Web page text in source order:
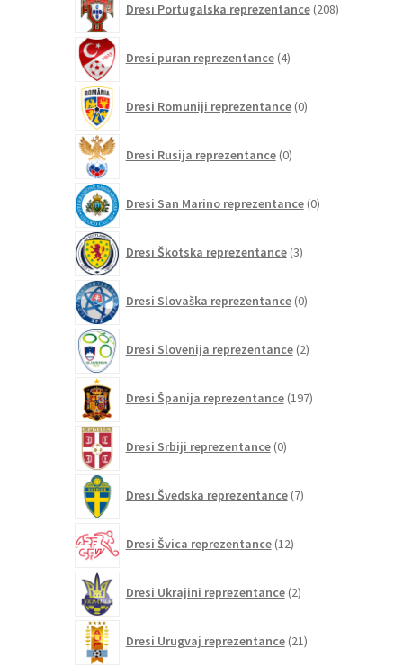
Dresi Portugalska reprezentance 208izdelkov
Dresi puran reprezentance 4izdelki
Dresi Romuniji reprezentance 0izdelkov
Dresi Rusija reprezentance 0izdelkov
Dresi San Marino reprezentance 0izdelkov
Dresi Škotska reprezentance 3izdelki
Dresi Slovaška reprezentance 0izdelkov
Dresi Slovenija reprezentance 2izdelka
Dresi Španija reprezentance 197izdelkov
Dresi Srbiji reprezentance 0izdelkov
Dresi Švedska reprezentance 7izdelkov
Dresi Švica reprezentance 12izdelkov
Dresi Ukrajini reprezentance 2izdelka
Dresi Urugvaj reprezentance 21izdelkov